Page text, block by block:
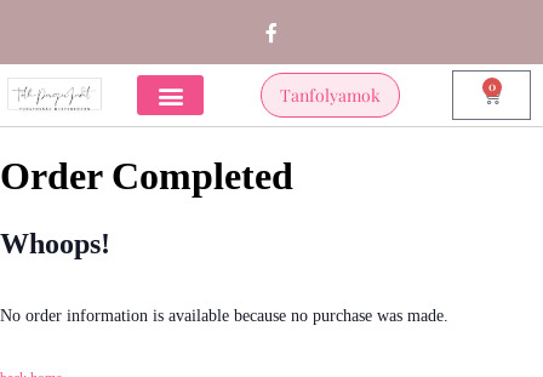
Tanfolyamok 0
Order Completed
Whoops!
No order information is available because no purchase was made.